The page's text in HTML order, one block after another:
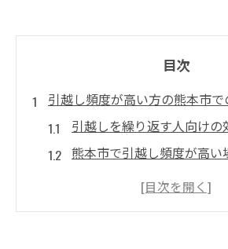
目次
引越し頻度が高い方の熊本市
引越しを繰り返す人向けの
熊本市で引越し頻度が高い